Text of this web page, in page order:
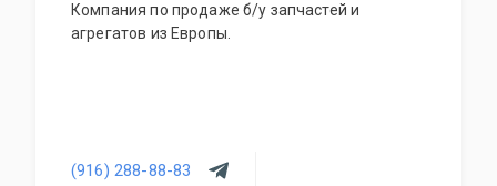
Компания по продаже б/у запчастей и
агрегатов из Европы.
(916) 288-88-83